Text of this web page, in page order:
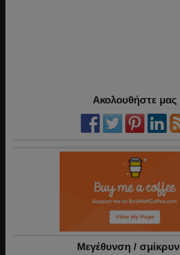
Ακολουθήστε μας
Mεγέθυνση /